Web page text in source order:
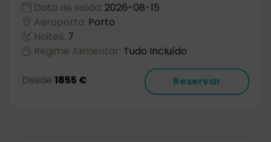
Data de saída: 2026-08-15
Aeroporto: Porto
Noites: 7
Regime Alimentar: Tudo Incluído
Desde 1855 € Reservar